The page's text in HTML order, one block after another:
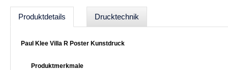
Produktdetails Drucktechnik
Paul Klee Villa R Poster Kunstdruck
Produktmerkmale